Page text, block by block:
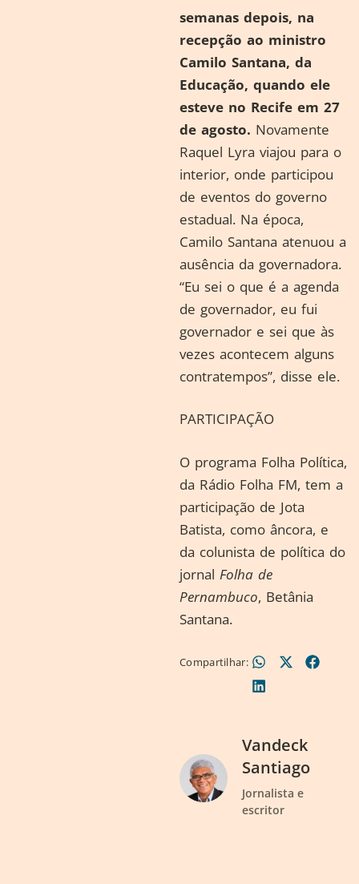
semanas depois, na
recepção ao ministro
Camilo Santana, da
Educação, quando ele
esteve no Recife em 27
de agosto. Novamente
Raquel Lyra viajou para o
interior, onde participou
de eventos do governo
estadual. Na época,
Camilo Santana atenuou a
ausência da governadora.
“Eu sei o que é a agenda
de governador, eu fui
governador e sei que às
vezes acontecem alguns
contratempos”, disse ele.
PARTICIPAÇÃO
O programa Folha Política,
da Rádio Folha FM, tem a
participação de Jota
Batista, como âncora, e
da colunista de política do
jornal Folha de
Pernambuco, Betânia
Santana.
Compartilhar:
Vandeck
Santiago
Jornalista e
escritor